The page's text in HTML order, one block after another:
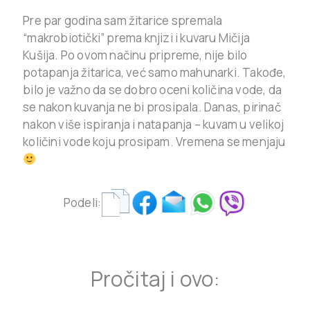
Pre par godina sam žitarice spremala
“makrobiotički” prema knjizi i kuvaru Mičija
Kušija. Po ovom načinu pripreme, nije bilo
potapanja žitarica, već samo mahunarki. Takođe,
bilo je važno da se dobro oceni količina vode, da
se nakon kuvanja ne bi prosipala. Danas, pirinač
nakon više ispiranja i natapanja – kuvam u velikoj
količini vode koju prosipam. Vremena se menjaju
Podeli:
Pročitaj i ovo: